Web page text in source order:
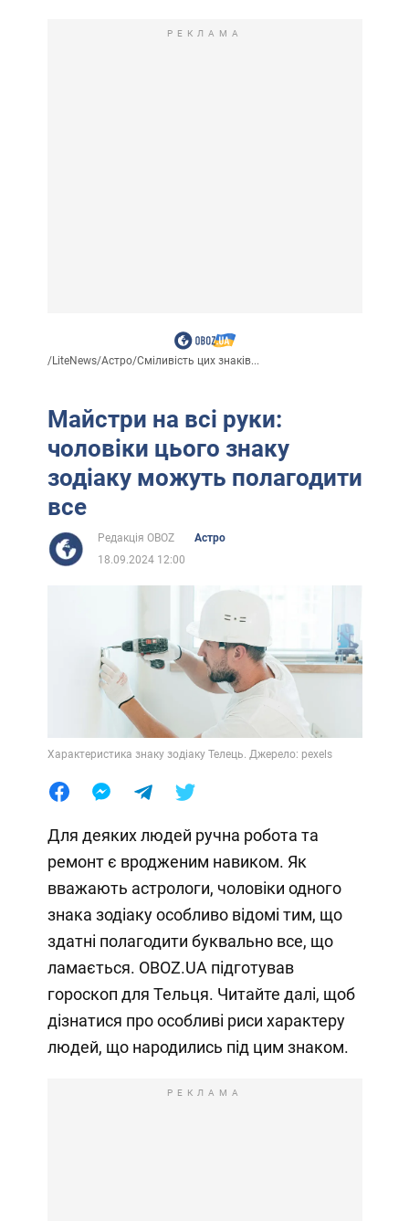
РЕКЛАМА
/LiteNews/Астро/Сміливість цих знаків...
Майстри на всі руки:
чоловіки цього знаку
зодіаку можуть полагодити
все
Редакція OBOZ
Астро
18.09.2024 12:00
Характеристика знаку зодіаку Телець. Джерело: pexels
Для деяких людей ручна робота та
ремонт є вродженим навиком. Як
вважають астрологи, чоловіки одного
знака зодіаку особливо відомі тим, що
здатні полагодити буквально все, що
ламається. OBOZ.UA підготував
гороскоп для Тельця. Читайте далі, щоб
дізнатися про особливі риси характеру
людей, що народились під цим знаком.
РЕКЛАМА